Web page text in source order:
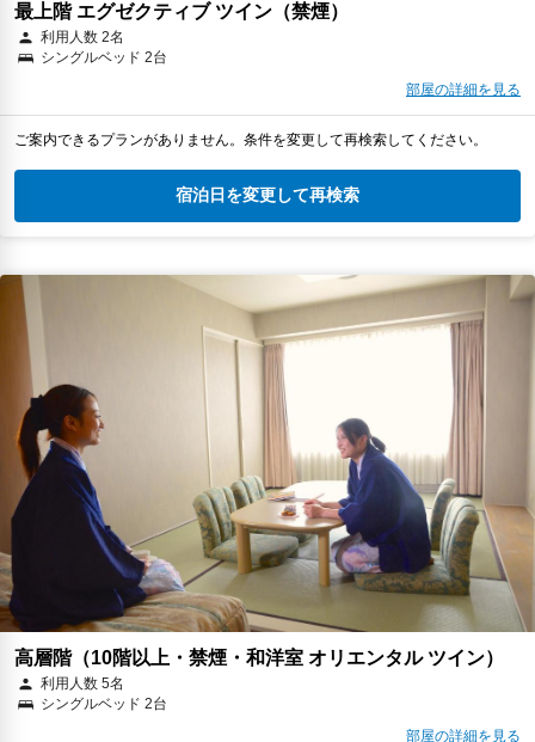
最上階 エグゼクティブ ツイン（禁煙）
利用人数 2名
シングルベッド 2台
部屋の詳細を見る
ご案内できるプランがありません。条件を変更して再検索してください。
宿泊日を変更して再検索
高層階（10階以上・禁煙・和洋室 オリエンタル ツイン）
利用人数 5名
シングルベッド 2台
部屋の詳細を見る